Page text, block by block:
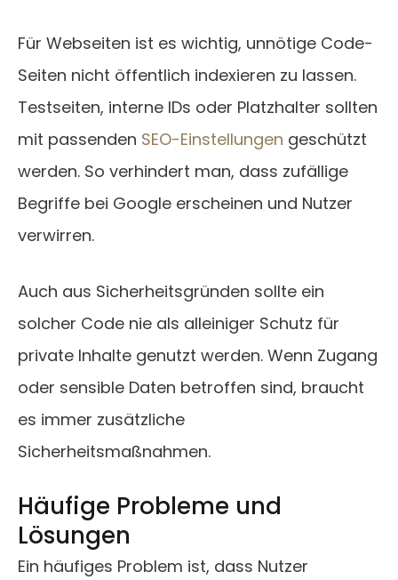
Für Webseiten ist es wichtig, unnötige Code-
Seiten nicht öffentlich indexieren zu lassen.
Testseiten, interne IDs oder Platzhalter sollten
mit passenden SEO-Einstellungen geschützt
werden. So verhindert man, dass zufällige
Begriffe bei Google erscheinen und Nutzer
verwirren.
Auch aus Sicherheitsgründen sollte ein
solcher Code nie als alleiniger Schutz für
private Inhalte genutzt werden. Wenn Zugang
oder sensible Daten betroffen sind, braucht
es immer zusätzliche
Sicherheitsmaßnahmen.
Häufige Probleme und
Lösungen
Ein häufiges Problem ist, dass Nutzer